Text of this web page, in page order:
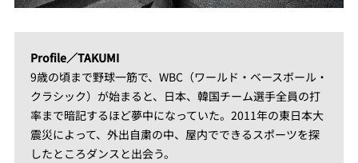
Profile／TAKUMI
9歳の頃まで野球一筋で、WBC（ワールド・ベースボール・
クラシック）が始まると、日本、韓国チーム選手全員の打
率まで暗記するほど夢中になっていた。2011年の東日本大
震災によって、外出自粛の中、屋内でできるスポーツを探
したところダンスと出会う。